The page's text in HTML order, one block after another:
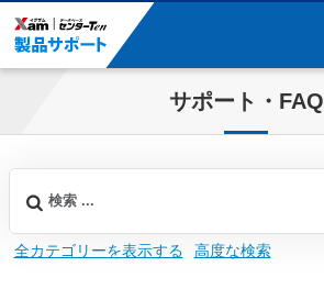
サポート・FAQ
全カテゴリーを表示する 高度な検索